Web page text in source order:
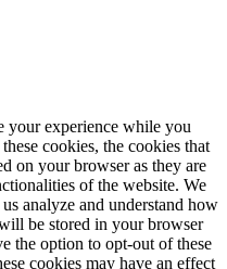
your experience while you
cookies, the cookies that
on your browser as they are
of the website. We
analyze and understand how
be stored in your browser
the option to opt-out of these
cookies may have an effect